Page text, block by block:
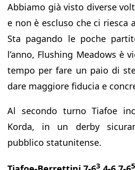
Abbiamo già visto diverse
e non è escluso che ci riesca
Sta pagando le poche
l’anno, Flushing Meadows è
tempo per fare un paio di
dare maggiore fiducia e
Al secondo turno Tiafoe
Korda, in un derby
pubblico statunitense.
3 5